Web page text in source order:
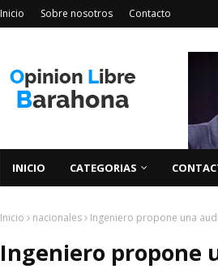
Inicio Sobre nosotros Contacto
INICIO CATEGORIAS
Inicio nacionales Ingeniero propone una
Ingeniero propone